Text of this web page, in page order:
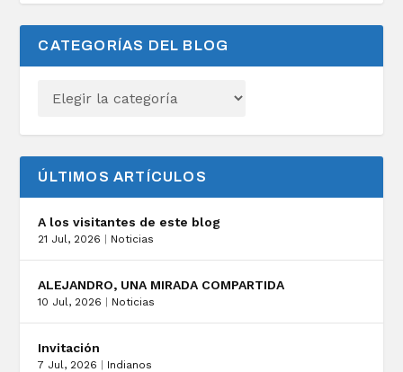
CATEGORÍAS DEL BLOG
ÚLTIMOS ARTÍCULOS
A los visitantes de este blog
21 Jul, 2026 | Noticias
ALEJANDRO, UNA MIRADA COMPARTIDA
10 Jul, 2026 | Noticias
Invitación
7 Jul, 2026 | Indianos